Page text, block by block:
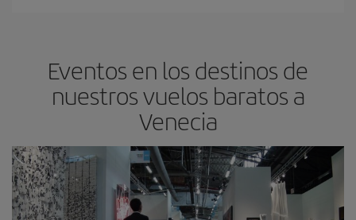
Eventos en los destinos de
nuestros vuelos baratos a
Venecia